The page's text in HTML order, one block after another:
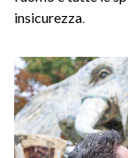
insicurezza.